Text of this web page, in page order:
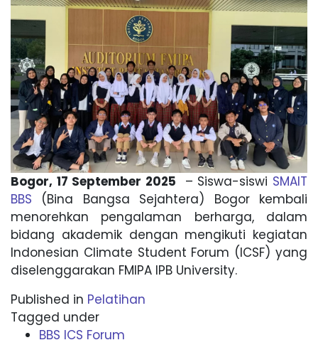
Bogor, 17 September 2025 – Siswa-siswi SMAIT
BBS (Bina Bangsa Sejahtera) Bogor kembali
menorehkan pengalaman berharga, dalam
bidang akademik dengan mengikuti kegiatan
Indonesian Climate Student Forum (ICSF) yang
diselenggarakan FMIPA IPB University.
Published in Pelatihan
Tagged under
BBS ICS Forum